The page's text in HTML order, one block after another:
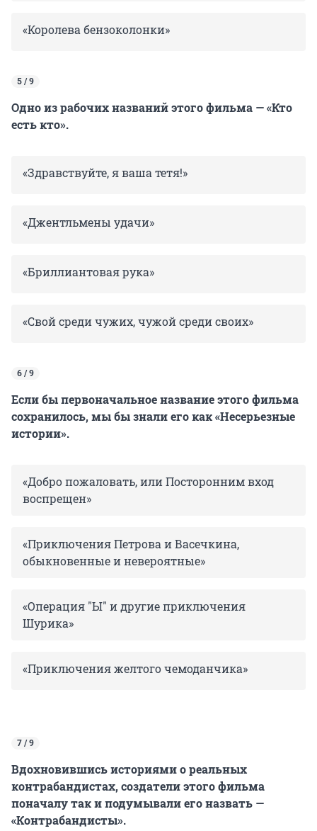
«Королева бензоколонки»
5 / 9
Одно из рабочих названий этого фильма — «Кто
есть кто».
«Здравствуйте, я ваша тетя!»
«Джентльмены удачи»
«Бриллиантовая рука»
«Свой среди чужих, чужой среди своих»
6 / 9
Если бы первоначальное название этого фильма
сохранилось, мы бы знали его как «Несерьезные
истории».
«Добро пожаловать, или Посторонним вход
воспрещен»
«Приключения Петрова и Васечкина,
обыкновенные и невероятные»
«Операция "Ы" и другие приключения
Шурика»
«Приключения желтого чемоданчика»
7 / 9
Вдохновившись историями о реальных
контрабандистах, создатели этого фильма
поначалу так и подумывали его назвать —
«Контрабандисты».